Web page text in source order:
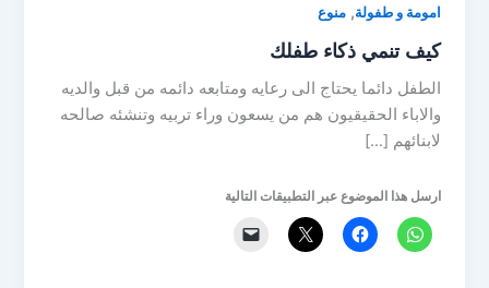
امومة و طفولة,منوع
كيف تنمي ذكاء طفلك
الطفل دائما يحتاج الى رعايه ومتابعه دائمه من قبل والديه
والاباء الحقيقيون هم من يسعون وراء تربيه وتنشئه صالحه
لابنائهم […]
ارسل هذا الموضوع عبر التطبيقات التالية